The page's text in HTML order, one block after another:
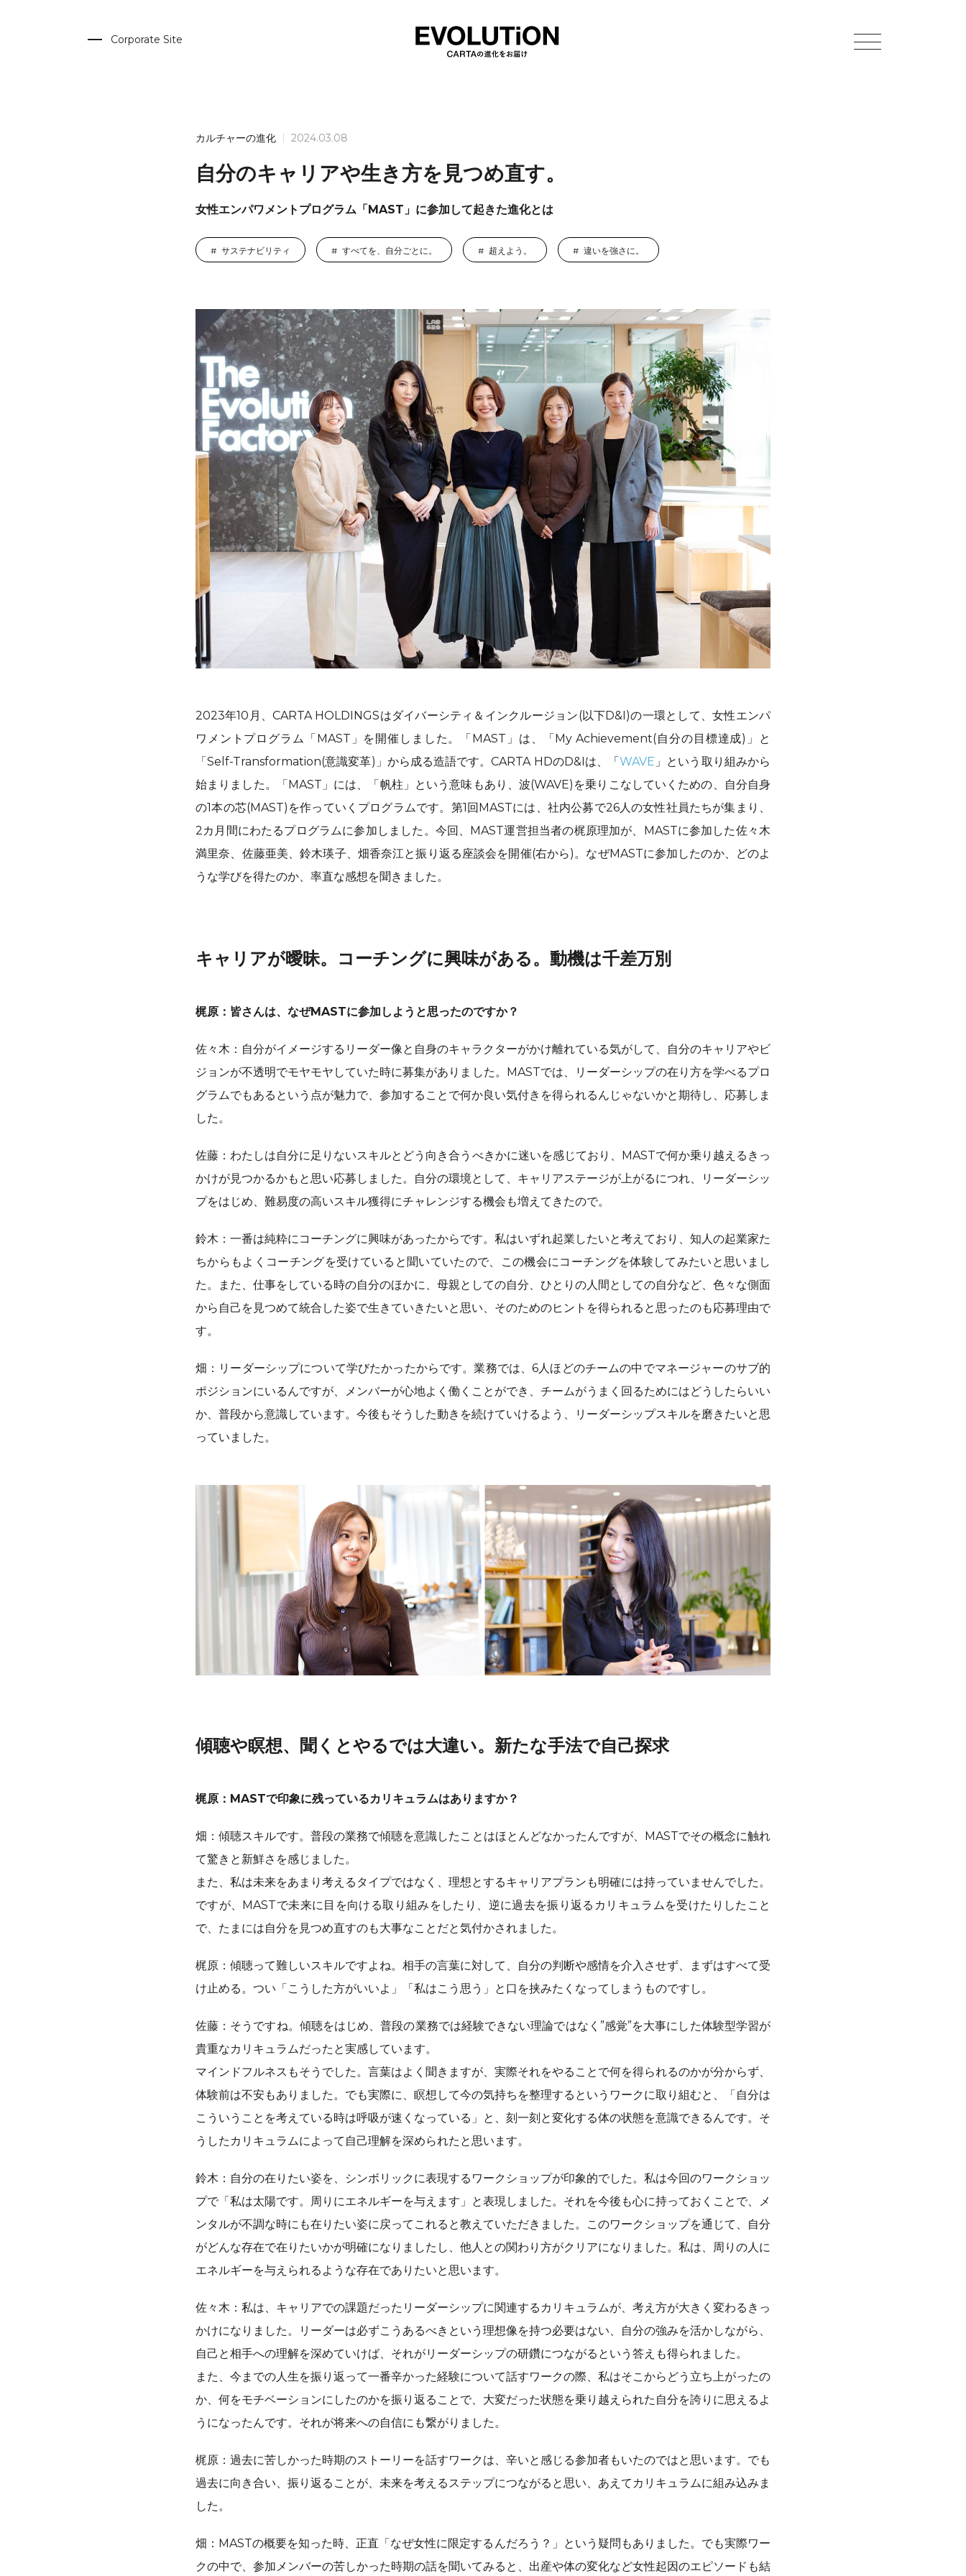
Corporate Site
カルチャーの進化 2024.03.08
自分のキャリアや生き方を見つめ直す。
女性エンパワメントプログラム「MAST」に参加して起きた進化とは
サステナビリティ すべてを、自分ごとに。 超えよう。 違いを強さに。
2023年10月、CARTA HOLDINGSはダイバーシティ＆インクルージョン(以下D&I)の一環として、女性エンパ
ワメントプログラム「MAST」を開催しました。「MAST」は、「My Achievement(自分の目標達成)」と
「Self-Transformation(意識変革)」から成る造語です。CARTA HDのD&Iは、「WAVE 」という取り組みから
始まりました。「MAST」には、「帆柱」という意味もあり、波(WAVE)を乗りこなしていくための、自分自身
の1本の芯(MAST)を作っていくプログラムです。第1回MASTには、社内公募で26人の女性社員たちが集まり、
2カ月間にわたるプログラムに参加しました。今回、MAST運営担当者の梶原理加が、MASTに参加した佐々木
満里奈、佐藤亜美、鈴木瑛子、畑香奈江と振り返る座談会を開催(右から)。なぜMASTに参加したのか、どのよ
うな学びを得たのか、率直な感想を聞きました。
キャリアが曖昧。コーチングに興味がある。動機は千差万別
梶原：皆さんは、なぜMASTに参加しようと思ったのですか？
佐々木：自分がイメージするリーダー像と自身のキャラクターがかけ離れている気がして、自分のキャリアやビ
ジョンが不透明でモヤモヤしていた時に募集がありました。MASTでは、リーダーシップの在り方を学べるプロ
グラムでもあるという点が魅力で、参加することで何か良い気付きを得られるんじゃないかと期待し、応募しま
した。
佐藤：わたしは自分に足りないスキルとどう向き合うべきかに迷いを感じており、MASTで何か乗り越えるきっ
かけが見つかるかもと思い応募しました。自分の環境として、キャリアステージが上がるにつれ、リーダーシッ
プをはじめ、難易度の高いスキル獲得にチャレンジする機会も増えてきたので。
鈴木：一番は純粋にコーチングに興味があったからです。私はいずれ起業したいと考えており、知人の起業家た
ちからもよくコーチングを受けていると聞いていたので、この機会にコーチングを体験してみたいと思いまし
た。また、仕事をしている時の自分のほかに、母親としての自分、ひとりの人間としての自分など、色々な側面
から自己を見つめて統合した姿で生きていきたいと思い、そのためのヒントを得られると思ったのも応募理由で
す。
畑：リーダーシップについて学びたかったからです。業務では、6人ほどのチームの中でマネージャーのサブ的
ポジションにいるんですが、メンバーが心地よく働くことができ、チームがうまく回るためにはどうしたらいい
か、普段から意識しています。今後もそうした動きを続けていけるよう、リーダーシップスキルを磨きたいと思
っていました。
傾聴や瞑想、聞くとやるでは大違い。新たな手法で自己探求
梶原：MASTで印象に残っているカリキュラムはありますか？
畑：傾聴スキルです。普段の業務で傾聴を意識したことはほとんどなかったんですが、MASTでその概念に触れ
て驚きと新鮮さを感じました。
また、私は未来をあまり考えるタイプではなく、理想とするキャリアプランも明確には持っていませんでした。
ですが、MASTで未来に目を向ける取り組みをしたり、逆に過去を振り返るカリキュラムを受けたりしたこと
で、たまには自分を見つめ直すのも大事なことだと気付かされました。
梶原：傾聴って難しいスキルですよね。相手の言葉に対して、自分の判断や感情を介入させず、まずはすべて受
け止める。つい「こうした方がいいよ」「私はこう思う」と口を挟みたくなってしまうものですし。
佐藤：そうですね。傾聴をはじめ、普段の業務では経験できない理論ではなく”感覚”を大事にした体験型学習が
貴重なカリキュラムだったと実感しています。
マインドフルネスもそうでした。言葉はよく聞きますが、実際それをやることで何を得られるのかが分からず、
体験前は不安もありました。でも実際に、瞑想して今の気持ちを整理するというワークに取り組むと、「自分は
こういうことを考えている時は呼吸が速くなっている」と、刻一刻と変化する体の状態を意識できるんです。そ
うしたカリキュラムによって自己理解を深められたと思います。
鈴木：自分の在りたい姿を、シンボリックに表現するワークショップが印象的でした。私は今回のワークショッ
プで「私は太陽です。周りにエネルギーを与えます」と表現しました。それを今後も心に持っておくことで、メ
ンタルが不調な時にも在りたい姿に戻ってこれると教えていただきました。このワークショップを通じて、自分
がどんな存在で在りたいかが明確になりましたし、他人との関わり方がクリアになりました。私は、周りの人に
エネルギーを与えられるような存在でありたいと思います。
佐々木：私は、キャリアでの課題だったリーダーシップに関連するカリキュラムが、考え方が大きく変わるきっ
かけになりました。リーダーは必ずこうあるべきという理想像を持つ必要はない、自分の強みを活かしながら、
自己と相手への理解を深めていけば、それがリーダーシップの研鑽につながるという答えも得られました。
また、今までの人生を振り返って一番辛かった経験について話すワークの際、私はそこからどう立ち上がったの
か、何をモチベーションにしたのかを振り返ることで、大変だった状態を乗り越えられた自分を誇りに思えるよ
うになったんです。それが将来への自信にも繋がりました。
梶原：過去に苦しかった時期のストーリーを話すワークは、辛いと感じる参加者もいたのではと思います。でも
過去に向き合い、振り返ることが、未来を考えるステップにつながると思い、あえてカリキュラムに組み込みま
した。
畑：MASTの概要を知った時、正直「なぜ女性に限定するんだろう？」という疑問もありました。でも実際ワー
クの中で、参加メンバーの苦しかった時期の話を聞いてみると、出産や体の変化など女性起因のエピソードも結